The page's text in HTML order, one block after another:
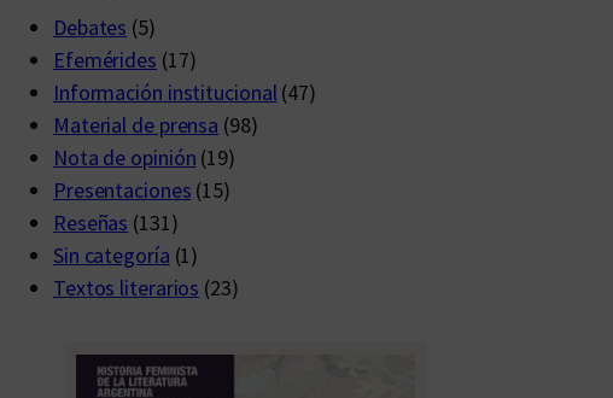
Debates (5)
Efemérides (17)
Información institucional(47)
Material de prensa (98)
Nota de opinión (19)
Presentaciones (15)
Reseñas (131)
Sin categoría (1)
Textos literarios (23)